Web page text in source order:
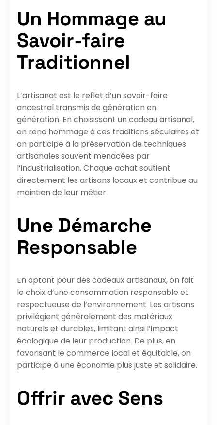
Un Hommage au
Savoir-faire
Traditionnel
L’artisanat est le reflet d’un savoir-faire
ancestral transmis de génération en
génération. En choisissant un cadeau artisanal,
on rend hommage à ces traditions séculaires et
on participe à la préservation de techniques
artisanales souvent menacées par
l’industrialisation. Chaque achat soutient
directement les artisans locaux et contribue au
maintien de leur métier.
Une Démarche
Responsable
En optant pour des cadeaux artisanaux, on fait
le choix d’une consommation responsable et
respectueuse de l’environnement. Les artisans
privilégient généralement des matériaux
naturels et durables, limitant ainsi l’impact
écologique de leur production. De plus, en
favorisant le commerce local et équitable, on
participe à une économie plus juste et solidaire.
Offrir avec Sens